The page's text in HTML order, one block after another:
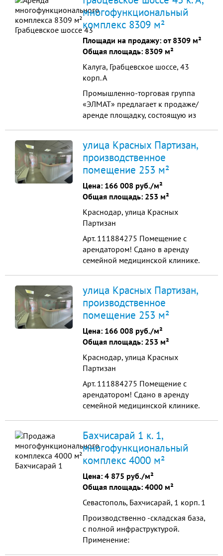
на аренде складов без
дополнительных вложений 10 млн
в месяц. Возможен любой вид
собственного производства. • 9
производственных зданий общей
площадью 2...
многофункциональный
комплекс 8309 м²
Площади на продажу: от 8309 м²
Общая площадь: 8309 м²
Калуга, Грабцевское шоссе, 43
корп. А
Промышленно-торговая группа
«ЭЛМАТ» предлагает к продаже/
аренде площадку, состоящую из
бытового корпуса и земельного
участка. До 2018 года в комплексе
размещалось мебельное
производство и офисные
помещения. Есть все
коммуникации, асфальтированный
подъезд, 2 ворот для п...
улица Красных Партизан,
производственное
помещение 253 м²
Цена: 166 008 руб./м²
Общая площадь: 253 м²
Краснодар, улица Красных
Партизан
Арт. 111884275 Помещение с
арендатором! Сдано в аренду
семейной медицинской клинике.
жилого комплекса высота
потолков: 3 м евроремонт ремонт
два отдельных входа с улицы один
вход оборудован подъемником
для людей с ограни...
улица Красных Партизан,
производственное
помещение 253 м²
Цена: 166 008 руб./м²
Общая площадь: 253 м²
Краснодар, улица Красных
Партизан
Арт. 111884275 Помещение с
арендатором! Сдано в аренду
семейной медицинской клинике.
жилого комплекса высота
потолков: 3 м евроремонт ремонт
два отдельных входа с улицы один
вход оборудован подъемником
для людей с ограни...
Бахчисарай 1 к. 1,
многофункциональный
комплекс 4000 м²
Цена: 4 875 руб./м²
Общая площадь: 4000 м²
Севастополь, Бахчисарай, 1 корп. 1
Производственно -складская база,
с полной инфраструктурой.
Применение: